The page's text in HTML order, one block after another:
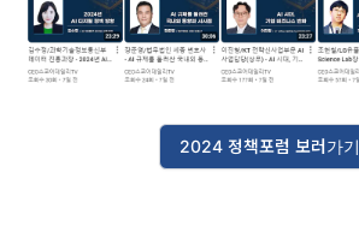
2024 정책포럼 보러가기